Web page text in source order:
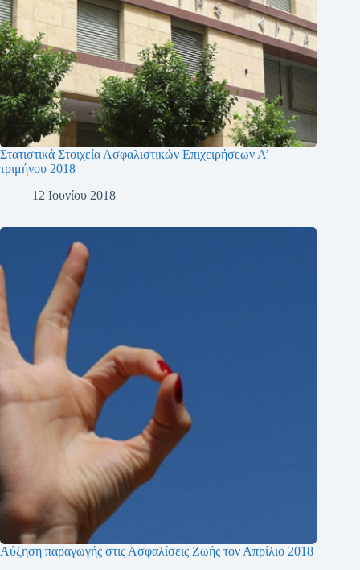
Στατιστικά Στοιχεία Ασφαλιστικών Επιχειρήσεων Α’
τριμήνου 2018
12 Ιουνίου 2018
Αύξηση παραγωγής στις Ασφαλίσεις Ζωής τον Απρίλιο 2018